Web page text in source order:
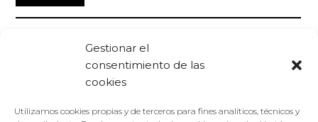
Gestionar el
consentimiento de las
cookies
Utilizamos cookies propias y de terceros para fines analíticos, técnicos y